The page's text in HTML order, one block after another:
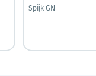
Spijk GN